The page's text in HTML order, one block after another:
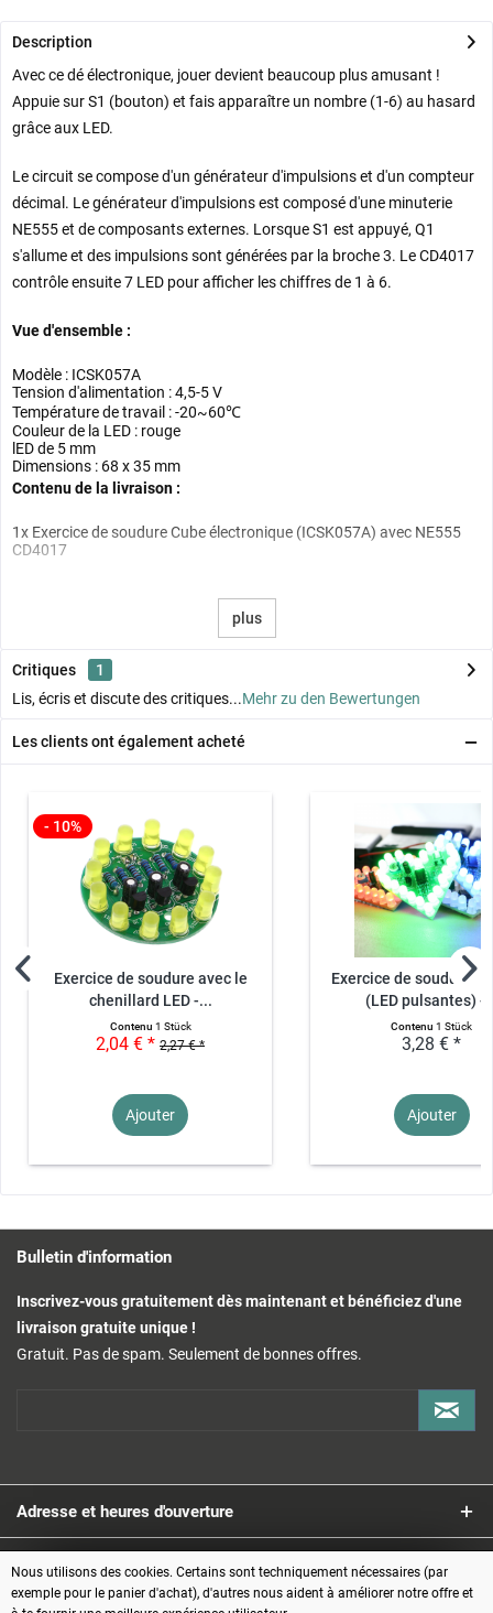
Description
Avec ce dé électronique, jouer devient beaucoup plus amusant !
Appuie sur S1 (bouton) et fais apparaître un nombre (1-6) au hasard
grâce aux LED.
Le circuit se compose d'un générateur d'impulsions et d'un compteur
décimal. Le générateur d'impulsions est composé d'une minuterie
NE555 et de composants externes. Lorsque S1 est appuyé, Q1
s'allume et des impulsions sont générées par la broche 3. Le CD4017
contrôle ensuite 7 LED pour afficher les chiffres de 1 à 6.
Vue d'ensemble :
Modèle : ICSK057A
Tension d'alimentation : 4,5-5 V
Température de travail : -20~60℃
Couleur de la LED : rouge
lED de 5 mm
Dimensions : 68 x 35 mm
Contenu de la livraison :
1x Exercice de soudure Cube électronique (ICSK057A) avec NE555
CD4017
plus
Critiques
1
Lis, écris et discute des critiques...Mehr zu den Bewertungen
Les clients ont également acheté
- 10%
Exercice de soudure avec le
chenillard LED -...
Contenu 1 Stück
2,04 € * 2,27 € *
Ajouter
Exercice de soudure
(LED pulsantes) -
Contenu1 Stück
3,28 € *
Ajouter
Bulletin d'information
Inscrivez-vous gratuitement dès maintenant et bénéficiez d'une
livraison gratuite unique !
Gratuit. Pas de spam. Seulement de bonnes offres.
Adresse et heures d'ouverture
Service
Nous utilisons des cookies. Certains sont techniquement nécessaires (par
exemple pour le panier d'achat), d'autres nous aident à améliorer notre offre et